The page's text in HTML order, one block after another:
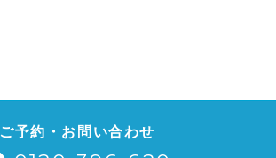
ご予約・お問い合わせ